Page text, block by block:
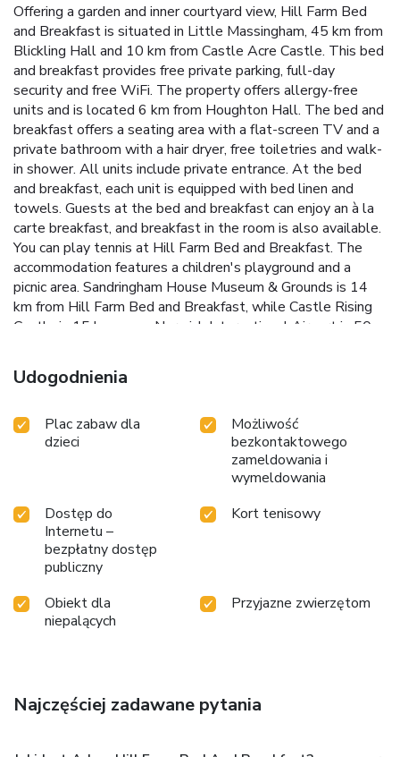
Offering a garden and inner courtyard view, Hill Farm Bed
and Breakfast is situated in Little Massingham, 45 km from
Blickling Hall and 10 km from Castle Acre Castle. This bed
and breakfast provides free private parking, full-day
security and free WiFi. The property offers allergy-free
units and is located 6 km from Houghton Hall. The bed and
breakfast offers a seating area with a flat-screen TV and a
private bathroom with a hair dryer, free toiletries and walk-
in shower. All units include private entrance. At the bed
and breakfast, each unit is equipped with bed linen and
towels. Guests at the bed and breakfast can enjoy an à la
carte breakfast, and breakfast in the room is also available.
You can play tennis at Hill Farm Bed and Breakfast. The
accommodation features a children's playground and a
picnic area. Sandringham House Museum & Grounds is 14
km from Hill Farm Bed and Breakfast, while Castle Rising
Castle is 15 km away. Norwich International Airport is 50
Udogodnienia
Plac zabaw dla
dzieci
Możliwość
bezkontaktowego
zameldowania i
wymeldowania
Dostęp do
Internetu –
bezpłatny dostęp
publiczny
Kort tenisowy
Obiekt dla
niepalących
Przyjazne zwierzętom
Najczęściej zadawane pytania